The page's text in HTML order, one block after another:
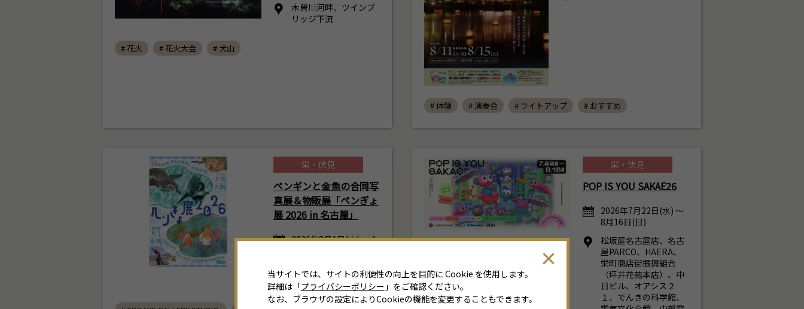
2026年7月
水 木 金
1 2 3
8 9 10
2026年
日 月 金
土
26
27 28
9 10 11 12 13 14
2026年9月
日 月 火 水 木
31 1 2
6 8 9 10
15 16 17
木曽川河畔、ツインブ
リッジ下流
# 花火 # 花火大会 # 犬山
# 体験 # 演奏会 # ライトアップ # おすすめ
栄・伏見
ペンギンと金魚の合同写
真展＆物販展「ペンぎょ
展 2026 in 名古屋」
2026年8月1日(土) ～ 1
TODAYS GALLERY ST
UDIO.NAGOYA
栄・伏見
POP IS YOU SAKAE26
2026年7月22日(水) ～
8月16日(日)
松坂屋名古屋店、名古
屋PARCO、HAERA、
栄町商店街振興組合
（坪井花苑本店）、中
日ビル、オアシス２
１、でんきの科学館、
当サイトでは、サイトの利便性の向上を目的に Cookie を使用します。
詳細は「プライバシーポリシー 」をご確認ください。
なお、ブラウザの設定によりCookieの機能を変更することもできます。